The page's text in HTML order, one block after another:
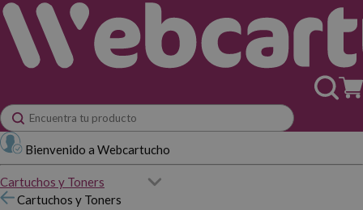
Bienvenido a Webcartucho
Cartuchos y Toners
Cartuchos y Toners